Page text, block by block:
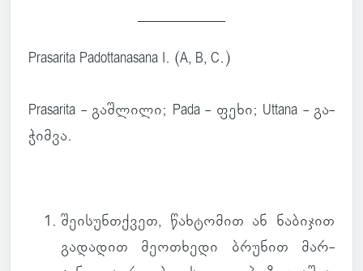
Prasarita Padottanasana I. (A, B, C.)
Prasarita - გაშ­ლილი; Pada - ფეხი; Uttana - გა­
ჭიმვა.
შე­ი­სუნ­თქვეთ, წახ­ტო­მით ან ნა­ბი­ჯით
გა­და­დით მე­ო­თხედი ბრუ­ნით მარ­